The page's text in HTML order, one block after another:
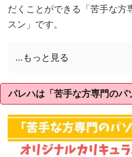
だくことができる「苦手な方
スン」です。
...もっと見る
パレハは「苦手な方専門のパ